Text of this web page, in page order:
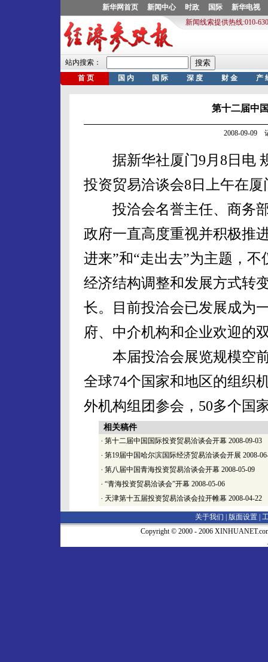
第十二届中
2008-09-09
据新华社厦门9月8日电
投资贸易洽谈会8日上午在
投洽会名誉主任、商务部
政府一直高度重视并积极推
进来”和“走出去”为主题，
经济结构调整和发展方式转
长。目前投洽会已发展成为
府、中介机构和企业欢迎的
本届投洽会展览规模空前
全球74个国家和地区的组织
外机构组团参会，50多个国
相关稿件
· 第十二届中国国际投资贸易洽谈会开幕 2008-09-03
· 第19届中国哈尔滨国际经济贸易洽谈会开展 2008-
· 第八届中国青海投资贸易洽谈会开幕 2008-05-09
· “青海投资贸易洽谈会”开幕 2008-05-06
· 天津第十五届投资贸易洽谈会拉开帷幕 2008-04-22
关于我们 | 版面设置
Copyright © 2000 - 2006